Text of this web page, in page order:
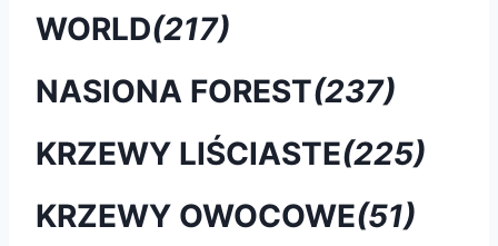
WORLD(217)
NASIONA FOREST(237)
KRZEWY LIŚCIASTE(225)
KRZEWY OWOCOWE(51)